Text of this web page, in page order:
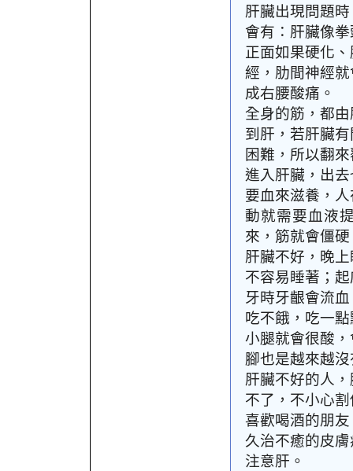
肝臟出現問題
會有：肝臟像
正面如果硬化
經，肋間神經
成右腰酸痛。
全身的筋，都
到肝，若肝臟
困難，所以翻
進入肝臟，出
要血來滋養，
動就需要血液
來，筋就會僵
肝臟不好，晚
不容易睡著；
牙時牙齦會流
吃不餓，吃一
小腿就會很酸
腳也是越來越
肝臟不好的人
不了，不小心
喜歡喝酒的朋
久治不癒的皮
注意肝。